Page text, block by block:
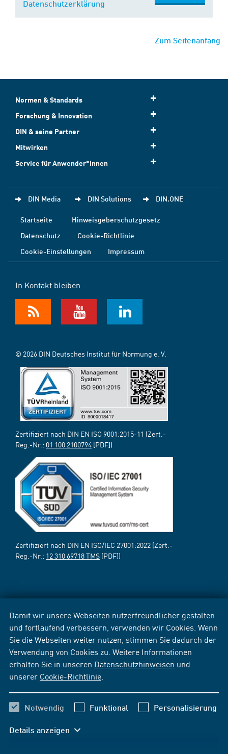
Damit wir unsere Webseiten nutzerfreundlicher gestalten
und fortlaufend verbessern, verwenden wir Cookies. Wenn
Sie die Webseiten weiter nutzen, stimmen Sie dadurch der
Verwendung von Cookies zu. Weitere Informationen
erhalten Sie in unseren Datenschutzhinweisen und
unserer Cookie-Richtlinie
Notwendig Funktional Personalisierung
Details anzeigen
Datenschutzerklärung
Zum Seitenanfang
Normen & Standards
Forschung & Innovation
DIN & seine Partner
Mitwirken
Service für Anwender*innen
DIN Media DIN Solutions DIN.ONE
Startseite
Hinweisgeberschutzgesetz
Datenschutz
Cookie-Richtlinie
Cookie-Einstellungen
Impressum
In Kontakt bleiben
© 2026 DIN Deutsches Institut für Normung e. V.
Zertifiziert nach DIN EN ISO 9001:2015-11 (Zert.-
Reg.-Nr.: 01 100 2100794 [PDF])
Zertifiziert nach DIN EN ISO/IEC 27001:2022 (Zert.-
Reg.-Nr.: 12 310 69718 TMS [PDF])